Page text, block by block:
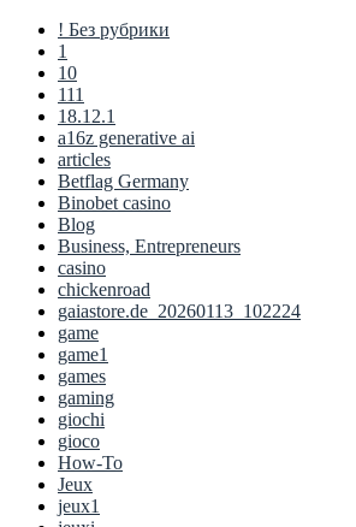
! Без рубрики
1
10
111
18.12.1
a16z generative ai
articles
Betflag Germany
Binobet casino
Blog
Business, Entrepreneurs
casino
chickenroad
gaiastore.de_20260113_102224
game
game1
games
gaming
giochi
gioco
How-To
Jeux
jeux1